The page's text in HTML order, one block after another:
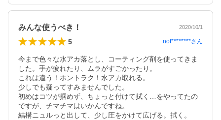
みんな使うべき！ 2020/10/1
5 not********さん
今まで色々な水アカ落とし、コーティング剤を使ってきま
した。手が疲れたり、ムラがすごかったり。
これは違う！ホントラク！水アカ取れる。
少しでも疑ってすみませんでした。
初めはコツが掴めず、ちょっと付けて拭く…をやってたの
ですが、チマチマはいかんですね。
結構ニュルっと出して、少し圧をかけて広げる。拭く。